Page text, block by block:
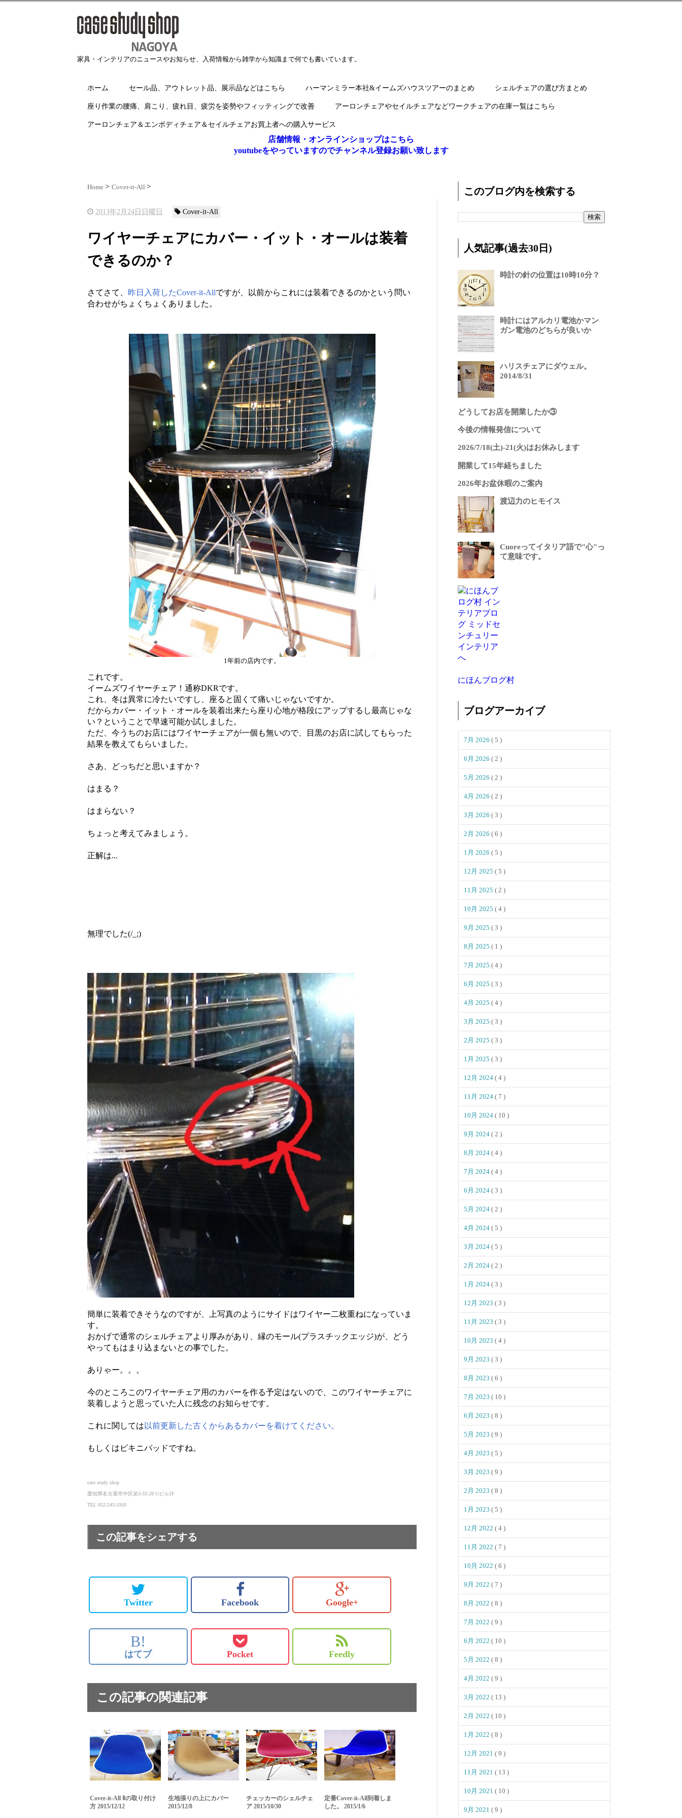
家具・インテリアのニュースやお知らせ、入荷情報から雑学から知識まで何でも書いています。
ホーム セール品、アウトレット品、展示品などはこちら ハーマンミラー本社&イームズハウスツアーのまとめ シェルチェアの選び方まとめ
座り作業の腰痛、肩こり、疲れ目、疲労を姿勢やフィッティングで改善 アーロンチェアやセイルチェアなどワークチェアの在庫一覧はこちら
アーロンチェア＆エンボディチェア＆セイルチェアお買上者への購入サービス
店舗情報・オンラインショップはこちら
youtubeをやっていますのでチャンネル登録お願い致します
Home Cover-it-All
2013年2月24日日曜日 Cover-it-All
ワイヤーチェアにカバー・イット・オールは装着
できるのか？
さてさて、 昨日入荷したCover-it-Allですが、以前からこれには装着できるのかという問い
合わせがちょくちょくありました。
1年前の店内です。
これです。
イームズワイヤーチェア！通称DKRです。
これ、冬は異常に冷たいですし、座ると固くて痛いじゃないですか。
だからカバー・イット・オールを装着出来たら座り心地が格段にアップするし最高じゃな
い？ということで早速可能か試しました。
ただ、今うちのお店にはワイヤーチェアが一個も無いので、目黒のお店に試してもらった
結果を教えてもらいました。
さあ、どっちだと思いますか？
はまる？
はまらない？
ちょっと考えてみましょう。
正解は...
無理でした(/_;)
簡単に装着できそうなのですが、上写真のようにサイドはワイヤー二枚重ねになっていま
す。
おかげで通常のシェルチェアより厚みがあり、縁のモール(プラスチックエッジ)が、どう
やってもはまり込まないとの事でした。
ありゃー。。。
今のところこのワイヤーチェア用のカバーを作る予定はないので、このワイヤーチェアに
装着しようと思っていた人に残念のお知らせです。
これに関しては 以前更新した古くからあるカバーを着けてください。
もしくはビキニパッドですね。
case study shop
愛知県名古屋市中区栄3-33-28 Uビル2F
TEL 052-243-1950
この記事をシェアする
Twitter Facebook Google+
B!
はてブ Pocket Feedly
この記事の関連記事
Cover-it-All Ⅱの取り付け
方 2015/12/12
生地張りの上にカバー
2015/12/8
チェッカーのシェルチェ
ア 2015/10/30
定番Cover-it-All到着しま
した。 2015/1/6
このブログ内を検索する
人気記事(過去30日)
時計の針の位置は10時10分？
時計にはアルカリ電池かマン
ガン電池のどちらが良いか
ハリスチェアにダウェル。
2014/8/31
どうしてお店を開業したか③
今後の情報発信について
2026/7/18(土)-21(火)はお休みします
開業して15年経ちました
2026年お盆休暇のご案内
渡辺力のヒモイス
Cuoreってイタリア語で"心"っ
て意味です。
にほんブログ村
ブログアーカイブ
7月 2026 ( 5 )
6月 2026 ( 2 )
5月 2026 ( 2 )
4月 2026 ( 2 )
3月 2026 ( 3 )
2月 2026 ( 6 )
1月 2026 ( 5 )
12月 2025 ( 5 )
11月 2025 ( 2 )
10月 2025 ( 4 )
9月 2025 ( 3 )
8月 2025 ( 1 )
7月 2025 ( 4 )
6月 2025 ( 3 )
4月 2025 ( 4 )
3月 2025 ( 3 )
2月 2025 ( 3 )
1月 2025 ( 3 )
12月 2024 ( 4 )
11月 2024 ( 7 )
10月 2024 ( 10 )
9月 2024 ( 2 )
8月 2024 ( 4 )
7月 2024 ( 4 )
6月 2024 ( 3 )
5月 2024 ( 2 )
4月 2024 ( 5 )
3月 2024 ( 5 )
2月 2024 ( 2 )
1月 2024 ( 3 )
12月 2023 ( 3 )
11月 2023 ( 3 )
10月 2023 ( 4 )
9月 2023 ( 3 )
8月 2023 ( 6 )
7月 2023 ( 10 )
6月 2023 ( 8 )
5月 2023 ( 9 )
4月 2023 ( 5 )
3月 2023 ( 9 )
2月 2023 ( 8 )
1月 2023 ( 5 )
12月 2022 ( 4 )
11月 2022 ( 7 )
10月 2022 ( 6 )
9月 2022 ( 7 )
8月 2022 ( 8 )
7月 2022 ( 9 )
6月 2022 ( 10 )
5月 2022 ( 8 )
4月 2022 ( 9 )
3月 2022 ( 13 )
2月 2022 ( 10 )
1月 2022 ( 8 )
12月 2021 ( 9 )
11月 2021 ( 13 )
10月 2021 ( 10 )
9月 2021 ( 9 )